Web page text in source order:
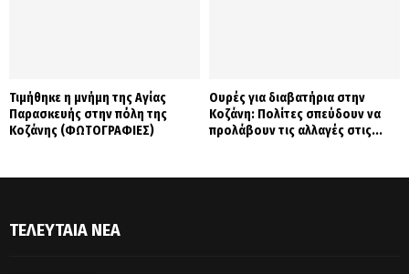
Τιμήθηκε η μνήμη της Αγίας
Παρασκευής στην πόλη της
Κοζάνης (ΦΩΤΟΓΡΑΦΙΕΣ)
Ουρές για διαβατήρια στην
Κοζάνη: Πολίτες σπεύδουν να
προλάβουν τις αλλαγές στις...
ΤΕΛΕΥΤΑΊΑ ΝΈΑ